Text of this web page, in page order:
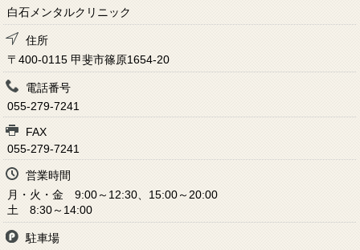
白石メンタルクリニック
住所
〒400-0115 甲斐市篠原1654-20
電話番号
055-279-7241
FAX
055-279-7241
営業時間
月・火・金 9:00～12:30、15:00～20:00
土 8:30～14:00
駐車場